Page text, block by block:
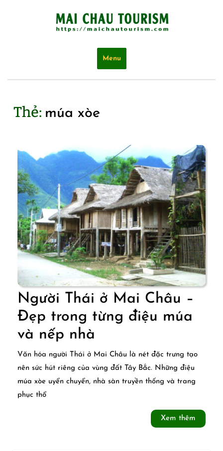
Menu
Thẻ: múa xòe
Người Thái ở Mai Châu –
Đẹp trong từng điệu múa
và nếp nhà
Thái
ở
Mai
Văn hóa người Thái ở Mai Châu là nét đặc trưng tạo
nên sức hút riêng của vùng đất Tây Bắc. Những điệu
múa xòe uyển chuyển, nhà sàn truyền thống và trang
phục thổ
Xem thêm
thêm